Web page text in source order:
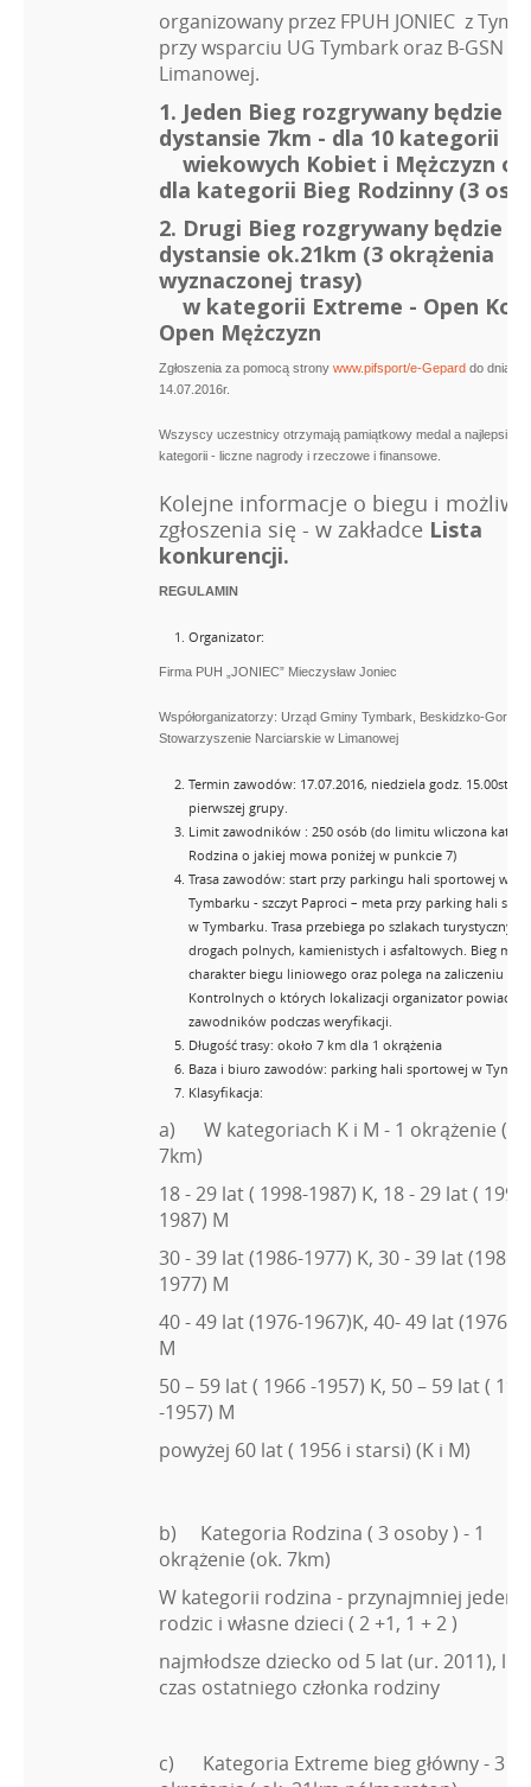
organizowany przez FPUH JONIEC z
przy wsparciu UG Tymbark oraz B-GSN w
Limanowej.
1. Jeden Bieg rozgrywany będzie
dystansie 7km - dla 10 kategorii
wiekowych Kobiet i Mężczyzn
dla kategorii Bieg Rodzinny (3
2. Drugi Bieg rozgrywany będzie
dystansie ok.21km (3 okrążenia
wyznaczonej trasy)
w kategorii Extreme - Open
Open Mężczyzn
Zgłoszenia za pomocą strony www.pifsport/e-Gepard do dnia
14.07.2016r.
Wszyscy uczestnicy otrzymają pamiątkowy medal a najlepsi w
kategorii - liczne nagrody i rzeczowe i finansowe.
Kolejne informacje o biegu i
zgłoszenia się - w zakładce Lista
konkurencji.
REGULAMIN
Organizator:
Firma PUH „JONIEC” Mieczysław Joniec
Współorganizatorzy: Urząd Gminy Tymbark, Beskidzko-
Stowarzyszenie Narciarskie w Limanowej
Termin zawodów: 17.07.2016, niedziela godz. 15.00start
pierwszej grupy.
Limit zawodników : 250 osób (do limitu wliczona
Rodzina o jakiej mowa poniżej w punkcie 7)
Trasa zawodów: start przy parkingu hali sportowej w
Tymbarku - szczyt Paproci – meta przy parking hali
w Tymbarku. Trasa przebiega po szlakach turystycznych,
drogach polnych, kamienistych i asfaltowych. Bieg ma
charakter biegu liniowego oraz polega na zaliczeniu
Kontrolnych o których lokalizacji organizator
zawodników podczas weryfikacji.
Długość trasy: około 7 km dla 1 okrążenia
Baza i biuro zawodów: parking hali sportowej w
Klasyfikacja:
a) W kategoriach K i M - 1 okrążenie (
7km)
18 - 29 lat ( 1998-1987) K, 18 - 29 lat ( 1998-
1987) M
30 - 39 lat (1986-1977) K, 30 - 39 lat (1986-
1977) M
40 - 49 lat (1976-1967)K, 40- 49 lat (1976-
M
50 – 59 lat ( 1966 -1957) K, 50 – 59 lat (
-1957) M
powyżej 60 lat ( 1956 i starsi) (K i M)
b) Kategoria Rodzina ( 3 osoby ) - 1
okrążenie (ok. 7km)
W kategorii rodzina - przynajmniej jeden
rodzic i własne dzieci ( 2 +1, 1 + 2 )
najmłodsze dziecko od 5 lat (ur. 2011),
czas ostatniego członka rodziny
c) Kategoria Extreme bieg główny - 3